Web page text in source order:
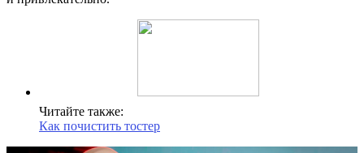
Читайте также:
Как почистить тостер